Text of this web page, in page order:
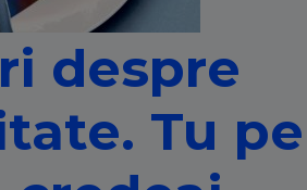
despre
Tu pe